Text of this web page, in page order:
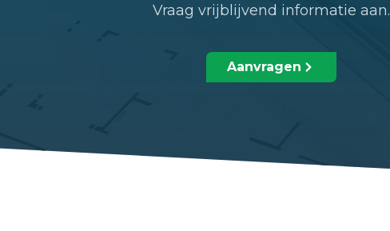
Vraag vrijblijvend informatie aan.
Aanvragen